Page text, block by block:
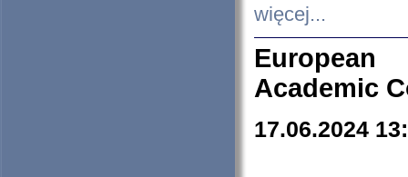
więcej...
European
Academic
17.06.2024